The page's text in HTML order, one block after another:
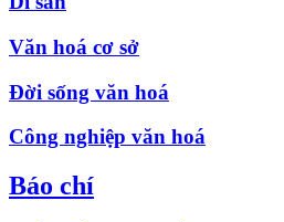
Văn hoá cơ sở
Đời sống văn hoá
Công nghiệp văn hoá
Báo chí